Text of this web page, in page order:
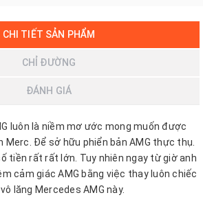
CHI TIẾT SẢN PHẨM
CHỈ ĐƯỜNG
ĐÁNH GIÁ
luôn là niềm mơ ước mong muốn được
Merc. Để sở hữu phiển bản AMG thực thụ.
tiền rất rất lớn. Tuy nhiên ngay từ giờ anh
cảm giác AMG bằng việc thay luôn chiếc
lăng Mercedes AMG này.